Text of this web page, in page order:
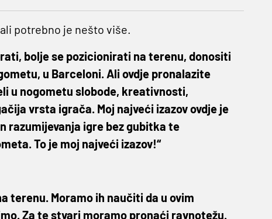
potrebno je nešto više.
bolje se pozicionirati na terenu, donositi
u Barceloni. Ali ovdje pronalazite
u nogometu slobode, kreativnosti,
vrsta igrača. Moj najveći izazov ovdje je
razumijevanja igre bez gubitka te
To je moj najveći izazov!“
terenu. Moramo ih naučiti da u ovim
Za te stvari moramo pronaći ravnotežu.